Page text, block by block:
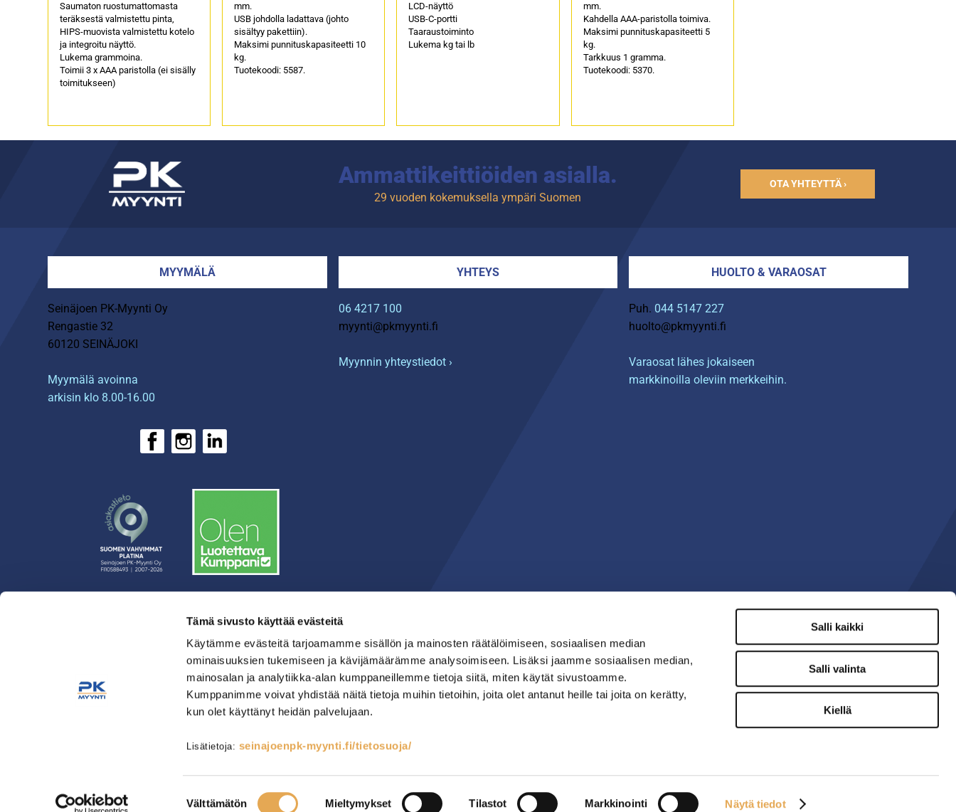
Tämä sivusto käyttää evästeitä
Käytämme evästeitä tarjoamamme sisällön ja mainosten räätälöimiseen, sosiaalisen median
ominaisuuksien tukemiseen ja kävijämäärämme analysoimiseen. Lisäksi jaamme sosiaalisen median,
mainosalan ja analytiikka-alan kumppaneillemme tietoja siitä, miten käytät sivustoamme.
Kumppanimme voivat yhdistää näitä tietoja muihin tietoihin, joita olet antanut heille tai joita on kerätty,
kun olet käyttänyt heidän palvelujaan.
Lisätietoja: seinajoenpk-myynti.fi/tietosuoja/
Välttämätön Mieltymykset Tilastot Markkinointi Näytä tiedot
Salli kaikki
Salli valinta
Kiellä
Saumaton ruostumattomasta
teräksestä valmistettu pinta,
HIPS-muovista valmistettu kotelo
ja integroitu näyttö.
Lukema grammoina.
Toimii 3 x AAA paristolla (ei sisälly
toimitukseen)
mm.
USB johdolla ladattava (johto
sisältyy pakettiin).
Maksimi punnituskapasiteetti 10
kg.
Tuotekoodi: 5587.
LCD-näyttö
USB-C-portti
Taaraustoiminto
Lukema kg tai lb
mm.
Kahdella AAA-paristolla toimiva.
Maksimi punnituskapasiteetti 5
kg.
Tarkkuus 1 gramma.
Tuotekoodi: 5370.
Ammattikeittiöiden asialla.
29 vuoden kokemuksella ympäri Suomen
OTA YHTEYTTÄ ›
MYYMÄLÄ
Seinäjoen PK-Myynti Oy
Rengastie 32
60120 SEINÄJOKI
Myymälä avoinna
arkisin klo 8.00-16.00
YHTEYS
06 4217 100
myynti@pkmyynti.fi
Myynnin yhteystiedot ›
HUOLTO & VARAOSAT
Puh. 044 5147 227
huolto@pkmyynti.fi
Varaosat lähes jokaiseen
markkinoilla oleviin merkkeihin.
› Yritys
› Yhteystiedot
Tarvikkeet RST-kalusteet
Mainostoimisto Semio